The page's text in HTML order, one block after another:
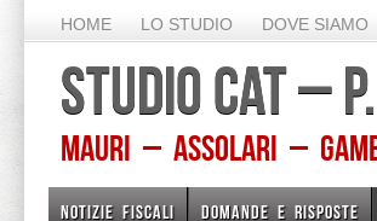
HOME LO STUDIO DOVE SIAMO
STUDIO CAT –
Mauri – Assolari – Gamba
NOTIZIE FISCALI DOMANDE E RISPOSTE